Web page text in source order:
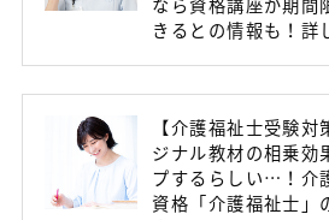
きるとの情報も！
【介護福祉士受験
ジナル教材の相乗効
プするらしい…！介
資格「介護福祉士」